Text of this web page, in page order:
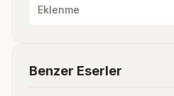
Eklenme
Benzer Eserler